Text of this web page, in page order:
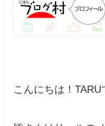
こんにちは！TARU